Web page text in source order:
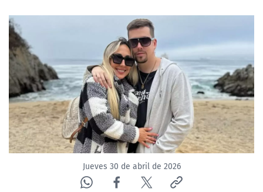
NTV
ACTUALIDAD Y TENDENCIAS
CORPORATIVO Y TRANSPARENCIA
CANAL DE DENUNCIAS
ÁREA DE PROYECTOS
Jueves 30 de abril de 2026